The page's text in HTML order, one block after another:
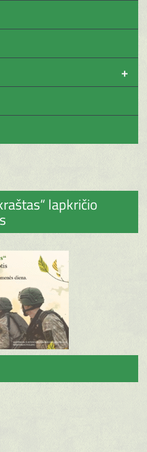
+
lapkričio